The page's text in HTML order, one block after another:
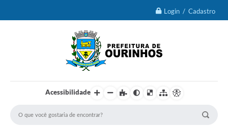
Login / Cadastro
Acessibilidade